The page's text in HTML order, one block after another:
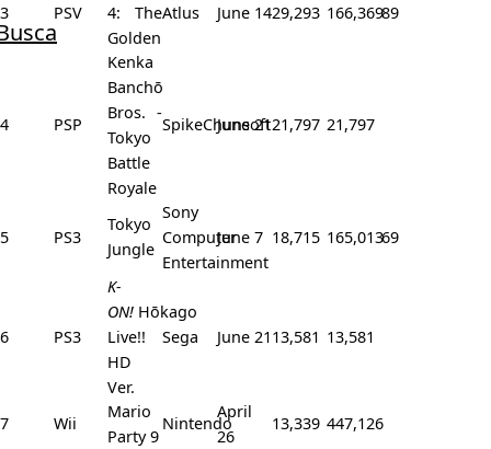
3 PSV
4: The
Golden
Atlus June 1429,293 166,36989
4 PSP
Kenka
Banchō
Bros. -
Tokyo
Battle
Royale
SpikeChunsoft
June 2121,797 21,797
5 PS3
Tokyo
Jungle
Sony
Computer
Entertainment
June 7 18,715 165,01369
6 PS3
K-
ON! Hōkago
Live!!
HD
Ver.
Sega June 2113,581 13,581
7 Wii
Mario
Party 9
Nintendo
April
26
13,339 447,126